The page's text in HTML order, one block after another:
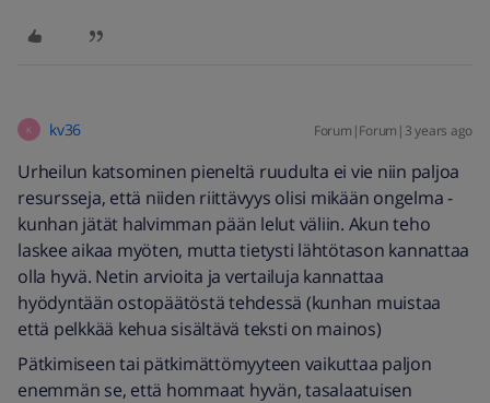
K kv36 Forum|Forum|3 years ago
Urheilun katsominen pieneltä ruudulta ei vie niin paljoa
resursseja, että niiden riittävyys olisi mikään ongelma -
kunhan jätät halvimman pään lelut väliin. Akun teho
laskee aikaa myöten, mutta tietysti lähtötason kannattaa
olla hyvä. Netin arvioita ja vertailuja kannattaa
hyödyntään ostopäätöstä tehdessä (kunhan muistaa
että pelkkää kehua sisältävä teksti on mainos)
Pätkimiseen tai pätkimättömyyteen vaikuttaa paljon
enemmän se, että hommaat hyvän, tasalaatuisen